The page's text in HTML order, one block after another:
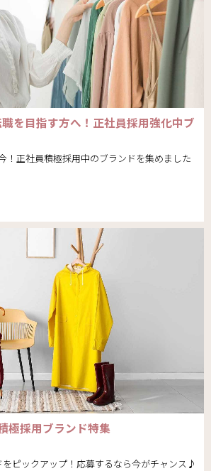
職を目指す方へ！正社員採用強化中ブ
！正社員積極採用中のブランドを集めました
極採用ブランド特集
ピックアップ！応募するなら今がチャンス♪